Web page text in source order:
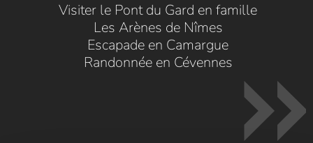
Visiter le Pont du Gard en famille
Les Arènes de Nîmes
Escapade en Camargue
Randonnée en Cévennes